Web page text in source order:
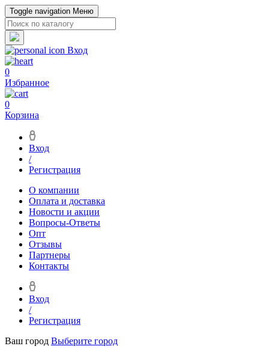
Toggle navigation Меню
Вход
0
Избранное
0
Корзина
Вход
/
Регистрация
О компании
Оплата и доставка
Новости и акции
Вопросы-Ответы
Опт
Отзывы
Партнеры
Контакты
Вход
/
Регистрация
Ваш город Выберите город